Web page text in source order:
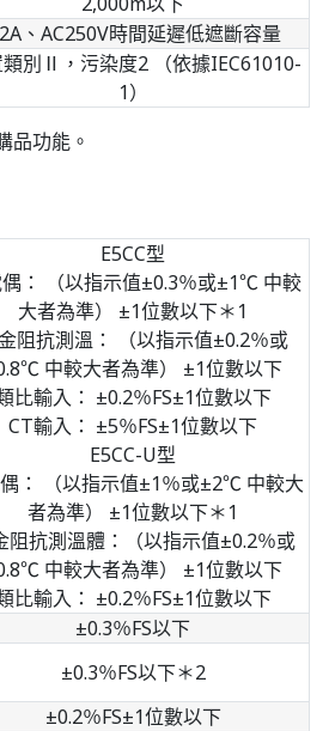
、AC250V時間延遲低遮斷容量
別Ⅱ，污染度2 （依據IEC61010-
1）
品功能。
E5CC型
： （以指示值±0.3％或±1℃ 中較
大者為準） ±1位數以下＊1
阻抗測溫： （以指示值±0.2％或
中較大者為準） ±1位數以下
比輸入： ±0.2％FS±1位數以下
CT輸入： ±5％FS±1位數以下
E5CC-U型
： （以指示值±1％或±2℃ 中較大
者為準） ±1位數以下＊1
阻抗測溫體：（以指示值±0.2％或
中較大者為準） ±1位數以下
比輸入： ±0.2％FS±1位數以下
±0.3％FS以下
±0.3％FS以下＊2
±0.2％FS±1位數以下